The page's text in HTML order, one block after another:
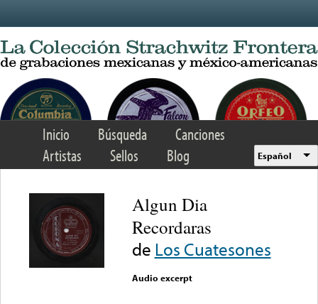
Inicio Búsqueda
Canciones
Artistas
Sellos Blog Español
Algun Dia
Recordaras
de Los Cuatesones
Audio excerpt